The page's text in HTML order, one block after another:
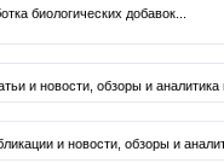
биологических добавок...
и новости, обзоры и
и новости, обзоры и